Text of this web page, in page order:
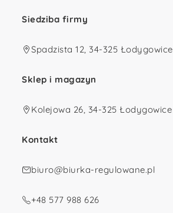
Siedziba firmy
Spadzista 12, 34-325 Łodygowice
Sklep i magazyn
Kolejowa 26, 34-325 Łodygowice
Kontakt
biuro@biurka-regulowane.pl
+48 577 988 626